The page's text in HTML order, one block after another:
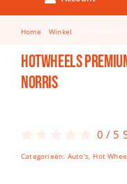
Keuken & Tafelen
Kinderfietsen
Knutselen
Puzzels
Home Winkel
Hotwheels
Norris
0 / 5
Categorieën: Auto's, Hot